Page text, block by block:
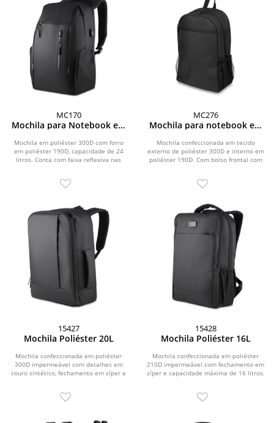
MC170
Mochila para Notebook em
Mochila em poliéster 300D com forro
em poliéster 190D, capacidade de 24
litros. Conta com faixa reflexiva nas
MC276
Mochila para notebook em
Mochila confeccionada em tecido
externo de poliéster 300D e interno em
poliéster 190D. Com bolso frontal com
15427
Mochila Poliéster 20L
Mochila confeccionada em poliéster
300D impermeável com detalhes em
couro sintético, fechamento em zíper e
15428
Mochila Poliéster 16L
Mochila confeccionada em poliéster
210D impermeável com fechamento em
zíper e capacidade máxima de 16 litros.